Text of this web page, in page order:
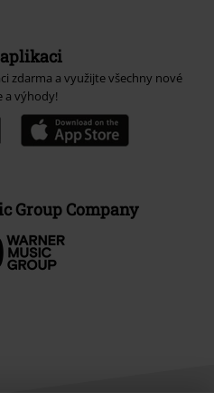
zdarma a využijte všechny nové
a výhody!
Group Company